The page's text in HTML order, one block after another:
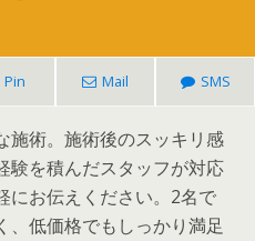
Pin Mail SMS
施術。施術後のスッキリ感
験を積んだスタッフが対応
にお伝えください。2名で
、低価格でもしっかり満足